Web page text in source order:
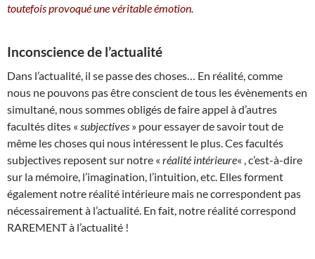
toutefois provoqué une véritable émotion.
Inconscience de l’actualité
Dans l’actualité, il se passe des choses… En réalité, comme
nous ne pouvons pas être conscient de tous les évènements en
simultané, nous sommes obligés de faire appel à d’autres
facultés dites « subjectives » pour essayer de savoir tout de
même les choses qui nous intéressent le plus. Ces facultés
subjectives reposent sur notre « réalité intérieure« , c’est-à-dire
sur la mémoire, l’imagination, l’intuition, etc. Elles forment
également notre réalité intérieure mais ne correspondent pas
nécessairement à l’actualité. En fait, notre réalité correspond
RAREMENT à l’actualité !